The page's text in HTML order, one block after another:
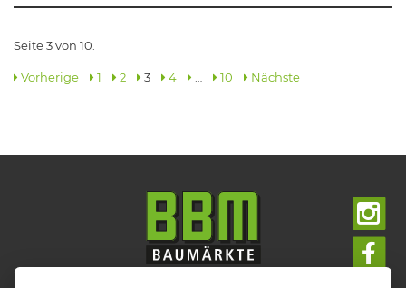
Seite 3 von 10.
Vorherige 1 2 3 4 10 Nächste